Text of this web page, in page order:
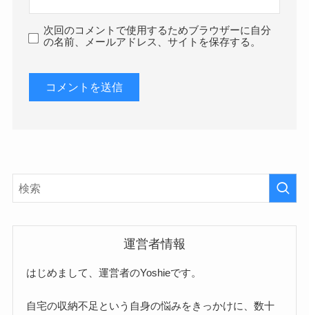
次回のコメントで使用するためブラウザーに自分
の名前、メールアドレス、サイトを保存する。
運営者情報
はじめまして、運営者のYoshieです。
自宅の収納不足という自身の悩みをきっかけに、数十